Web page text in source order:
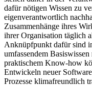
dafür nötigen Wissen zu
eigenverantwortlich
Zusammenhänge ihres
ihrer Organisation täglich
Anknüpfpunkt dafür sind
umfassendem
praktischem Know-how
Entwickeln neuer
Prozesse klimafreundlich